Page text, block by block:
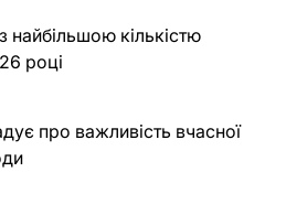
найбільшою кількістю
році
про важливість вчасної